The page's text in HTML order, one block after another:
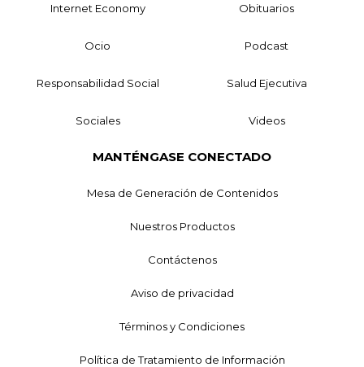
Internet Economy Obituarios
Ocio Podcast
Responsabilidad Social Salud Ejecutiva
Sociales Videos
MANTÉNGASE CONECTADO
Mesa de Generación de Contenidos
Nuestros Productos
Contáctenos
Aviso de privacidad
Términos y Condiciones
Política de Tratamiento de Información